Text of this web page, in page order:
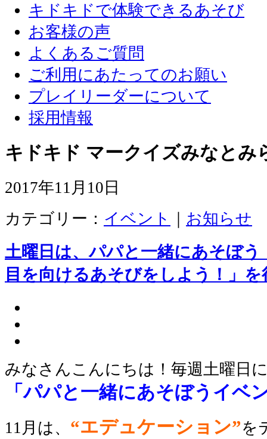
キドキドで体験できるあそび
お客様の声
よくあるご質問
ご利用にあたってのお願い
プレイリーダーについて
採用情報
キドキド マークイズみなとみ
2017年11月10日
カテゴリー： イベント お知らせ
土曜日は、パパと一緒にあそぼう
目を向けるあそびをしよう！」
みなさんこんにちは！毎週土曜日
「パパと一緒にあそぼうイベ
11月は、 “エデュケーション”を